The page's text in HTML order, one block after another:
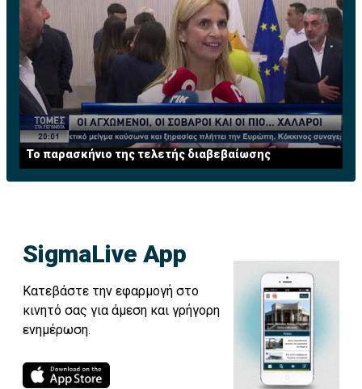
Το παρασκήνιο της τελετής διαβεβαίωσης
SigmaLive App
Κατεβάστε την εφαρμογή στο
κινητό σας για άμεση και γρήγορη
ενημέρωση.